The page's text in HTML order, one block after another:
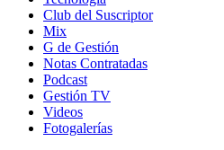
Club del Suscriptor
Mix
G de Gestión
Notas Contratadas
Podcast
Gestión TV
Videos
Fotogalerías